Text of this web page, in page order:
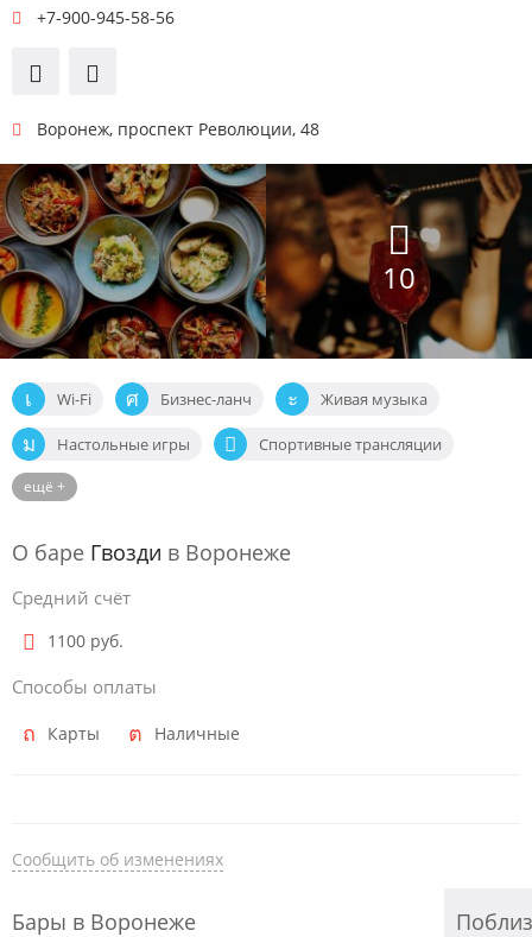
10
Wi-Fi Бизнес-ланч Живая музыка
Настольные игры Спортивные трансляции
Танцпол
ещё +
+7-900-945-58-56
Воронеж, проспект Революции, 48
О баре Гвозди в Воронеже
Средний счёт
1100 руб.
Способы оплаты
Карты Наличные
Сообщить об изменениях
Бары в Воронеже